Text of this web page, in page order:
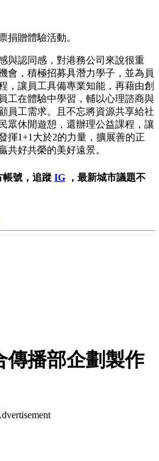
捐贈體驗活動。
與認同感，對港務公司來說很重
會，積極招募具潛力學子，並為員
，讓員工具備專業知能，再藉由創
工在體驗中學習，輔以心理諮商與
員工需求。且不忘將資源共享給社
眾休閒遊憩，還辦理公益課程，讓
揮1+1大於2的力量，擴展善的正
共好共榮的美好遠景。
帳號，追蹤 IG ，最新城市議題不
傳播部企劃製作